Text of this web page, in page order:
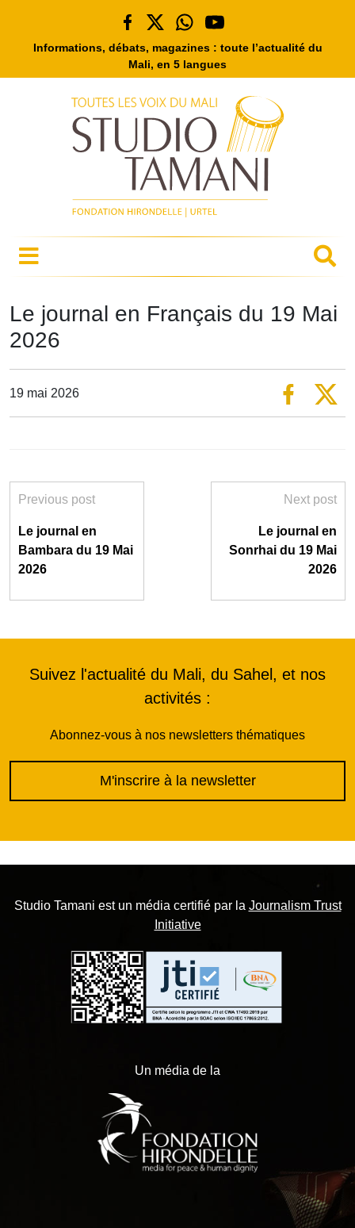
Informations, débats, magazines : toute l’actualité du
Mali, en 5 langues
Le journal en Français du 19 Mai
2026
19 mai 2026
Previous post
Le journal en
Bambara du 19 Mai
2026
Next post
Le journal en
Sonrhai du 19 Mai
2026
Suivez l'actualité du Mali, du Sahel, et nos
activités :
Abonnez-vous à nos newsletters thématiques
M'inscrire à la newsletter
Studio Tamani est un média certifié par la Journalism Trust
Initiative
Un média de la